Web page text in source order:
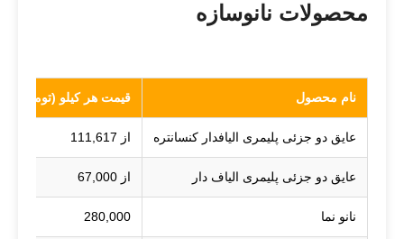
محصولات نانوسازه
نام محصول قیمت هر کیلو (تومان)
عایق دو جزئی پلیمری الیافدار کنسانتره از 111,617
عایق دو جزئی پلیمری الیاف دار از 67,000
نانو نما 280,000